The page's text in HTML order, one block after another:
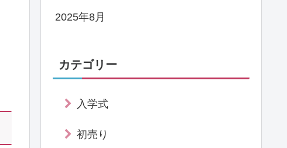
2025年8月
カテゴリー
入学式
初売り